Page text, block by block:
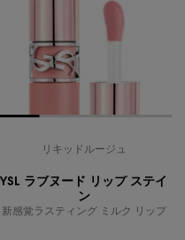
リキッドルージュ
YSL ラブヌード リップ ステイ
ン
新感覚ラスティング ミルク リップ